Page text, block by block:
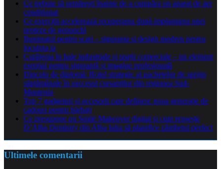
Ce trebuie să urmărești înainte de a cumpăra un aparat de aer
condiționat
Ce exerciții accelerează recuperarea după implantarea unei
proteze de genunchi
Iluminatul pentru scari – siguranta si design modern pentru
locuinta ta
Curățenia în hale industriale și spații comerciale – un element
esențial pentru siguranță și imagine profesională
Dincolo de diplomă: Rolul strategic al pachetelor de sprijin
săptămânale în succesul cursanților din regiunea Sud-
Muntenia
Top 7 gadgeturi și accesorii care definesc noua generație de
cadouri pentru bărbați
Ce presupune un Smile Makeover digital și cum reușește
D’Alba Dentistry din Alba Iulia să planifice zâmbetul perfect
Ultimele comentarii